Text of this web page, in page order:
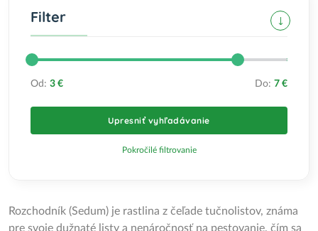
Filter
Od: 3 € Do: 7 €
Upresniť vyhľadávanie
Pokročilé filtrovanie
Rozchodník (Sedum) je rastlina z čeľade tučnolistov, známa
pre svoje dužnaté listy a nenáročnosť na pestovanie, čím sa